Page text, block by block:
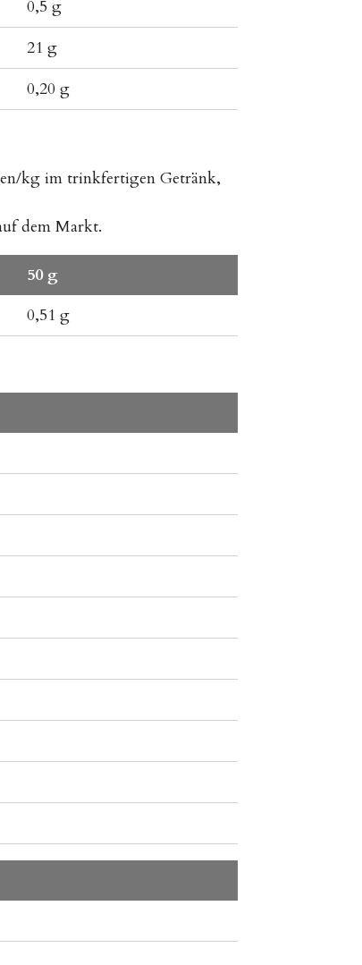
0,5 g
21 g
0,20 g
kg im trinkfertigen Getränk,
dem Markt.
50 g
0,51 g